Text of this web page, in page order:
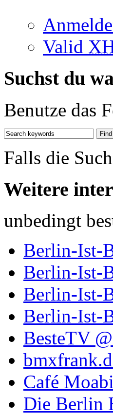
Valid
Suchst du
Benutze das
Falls die
Weitere
unbedingt
Berlin-Ist-
Berlin-Ist-
Berlin-Ist-
Berlin-Ist-
BesteTV
Café
Die Berlin